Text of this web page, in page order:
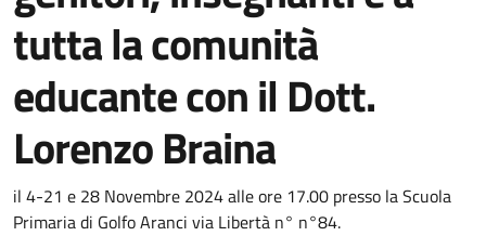
tutta la comunità
educante con il Dott.
Lorenzo Braina
Dettagli della notizia
il 4-21 e 28 Novembre 2024 alle ore 17.00 presso la Scuola
Primaria di Golfo Aranci via Libertà n° n°84.